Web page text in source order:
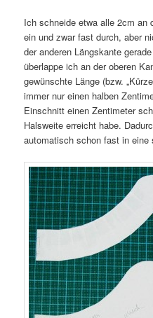
Ich schneide etwa alle 2cm an
ein und zwar fast durch, aber
der anderen Längskante
überlappe ich an der oberen
gewünschte Länge (bzw.
immer nur einen halben
Einschnitt einen Zentimeter
Halsweite erreicht habe.
automatisch schon fast in eine